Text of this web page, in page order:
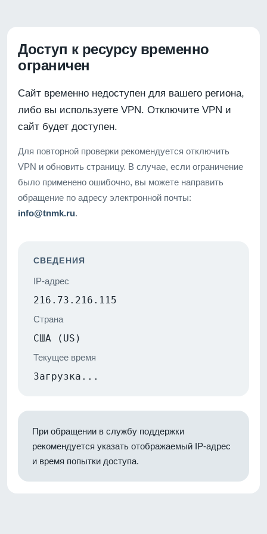
Доступ к ресурсу временно
ограничен
Сайт временно недоступен для вашего региона,
либо вы используете VPN. Отключите VPN и
сайт будет доступен.
Для повторной проверки рекомендуется отключить
VPN и обновить страницу. В случае, если ограничение
было применено ошибочно, вы можете направить
обращение по адресу электронной почты:
info@tnmk.ru.
СВЕДЕНИЯ
IP-адрес
216.73.216.115
Страна
США (US)
Текущее время
Загрузка...
При обращении в службу поддержки
рекомендуется указать отображаемый IP-адрес
и время попытки доступа.